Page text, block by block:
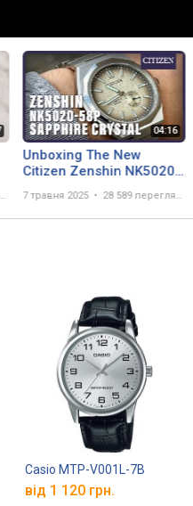
Unboxing The New
Citizen Zenshin NK5020-
7 травня 2025 28 589 переглядів
Casio MTP-V001L-7B
від 1 120 грн.